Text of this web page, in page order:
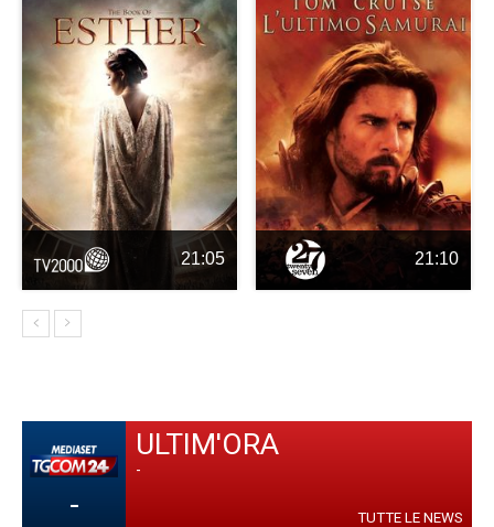
21:05 21:10
-
ULTIM'ORA
-
TUTTE LE NEWS